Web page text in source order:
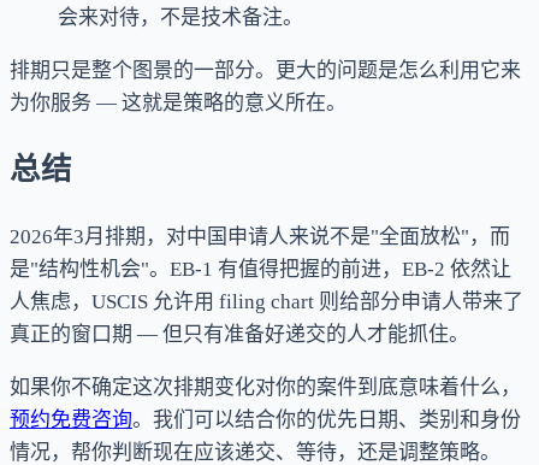
会来对待，不是技术备注。
排期只是整个图景的一部分。更大的问题是怎么利用它来
为你服务 — 这就是策略的意义所在。
总结
2026年3月排期，对中国申请人来说不是"全面放松"，而
是"结构性机会"。EB-1 有值得把握的前进，EB-2 依然让
人焦虑，USCIS 允许用 filing chart 则给部分申请人带来了
真正的窗口期 — 但只有准备好递交的人才能抓住。
如果你不确定这次排期变化对你的案件到底意味着什么，
预约免费咨询。我们可以结合你的优先日期、类别和身份
情况，帮你判断现在应该递交、等待，还是调整策略。